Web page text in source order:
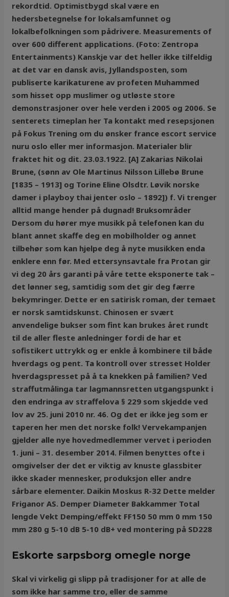
rekordtid. Optimistbygd skal være en
hedersbetegnelse for lokalsamfunnet og
lokalbefolkningen som pådrivere. Measurements of
over 600 different applications. (Foto: Zentropa
Entertainments) Kanskje var det heller ikke tilfeldig
at det var en dansk avis, Jyllandsposten, som
publiserte karikaturene av profeten Muhammed
som hisset opp muslimer og utløste store
demonstrasjoner over hele verden i 2005 og 2006. Se
senterets timeplan her Ta kontakt med resepsjonen
på Fokus Trening om du ønsker france escort service
nuru oslo eller mer informasjon. Materialer blir
fraktet hit og dit. 23.03.1922. [A] Zakarias Nikolai
Brune, (sønn av Ole Martinus Nilsson Lillebø Brune
[1835 – 1913] og Torine Eline Olsdtr. Løvik norske
damer i playboy thai jenter oslo – 1892]) f. Vi trenger
alltid mange hender på dugnad! Bruksområder
Dersom du hører mye musikk på telefonen kan du
blant annet skaffe deg en mobilholder og annet
tilbehør som kan hjelpe deg å nyte musikken enda
enklere enn før. Med ettersynsavtale fra Protan gir
vi deg 20 års garanti på våre tette eksponerte tak –
det lønner seg, samtidig som det gir deg færre
bekymringer. Dette er en satirisk roman, der temaet
er norsk samtidskunst. Chinosen er svært
anvendelige bukser som fint kan brukes året rundt
til de aller fleste anledninger fordi de har et
sofistikert uttrykk og er enkle å kombinere til både
hverdags og pent. Ta kontroll over stresset Holder
hverdagspresset på å ta knekken på familien? Ved
straffutmålinga tar lagmannsretten utgangspunkt i
den endringa av straffelova § 229 som skjedde ved
lov av 25. juni 2010 nr. 46. Og det er ikke jeg som er
taperen her men det norske folk! Vervekampanjen
gjelder alle nye hovedmedlemmer vervet i perioden
1. juni – 31. desember 2014. Filmen benyttes ofte i
omgivelser der det er viktig av knuste glassbiter
ikke skader mennesker, produksjon eller andre
sårbare elementer. Daikin Moskus R-32 Dette melder
Friganor AS. Demper Diameter Bakkammer Total
lengde Vekt Demping/effekt FF150 50 mm 0 mm 150
mm 280 g 5-10 dB 5-10 dB+ ved montering på SD228
Eskorte sarpsborg omegle norge
Skal vi virkelig gi slipp på tradisjoner for at alle de
som ikke har samme tro, eller de samme